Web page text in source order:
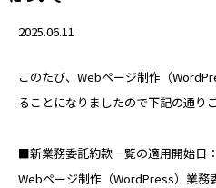
採用情報
RECRUIT
パートナー募集
2025.06.11
このたび、Webページ制作（
ることになりましたので下記の通り
■新業務委託約款一覧の適用開始日
Webページ制作（WordPress）業務